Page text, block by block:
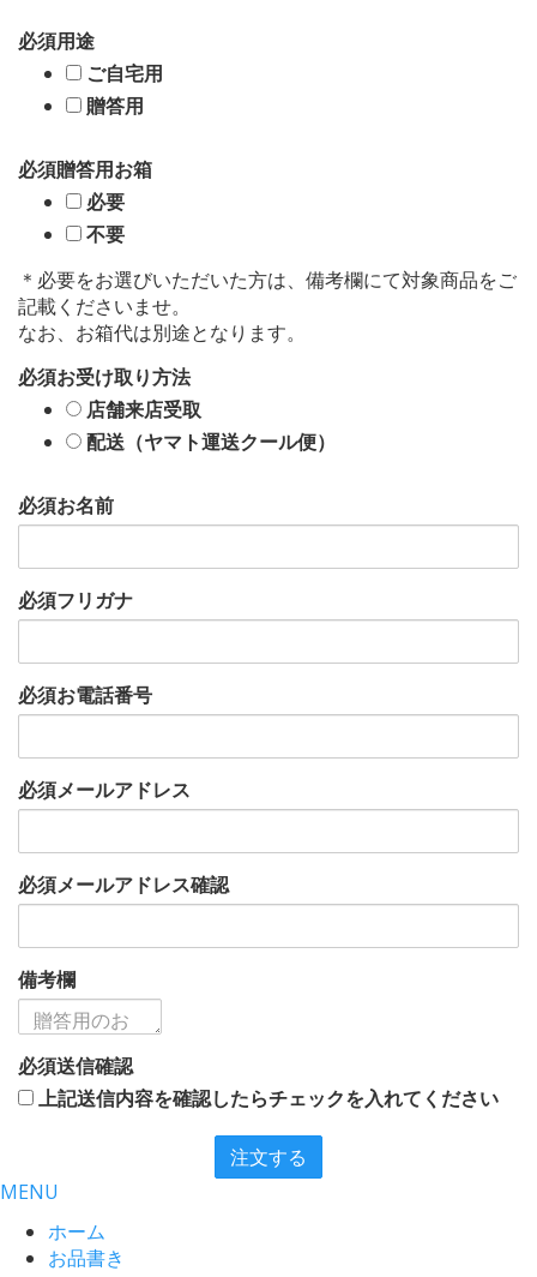
必須用途
ご自宅用
贈答用
必須贈答用お箱
必要
不要
＊必要をお選びいただいた方は、備考欄にて対象商品をご
記載くださいませ。
なお、お箱代は別途となります。
必須お受け取り方法
店舗来店受取
配送（ヤマト運送クール便）
必須お名前
必須フリガナ
必須お電話番号
必須メールアドレス
必須メールアドレス確認
備考欄
必須送信確認
上記送信内容を確認したらチェックを入れてください
注文する
MENU
ホーム
お品書き